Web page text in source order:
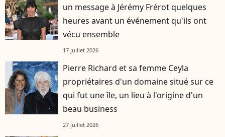
un message à Jérémy Frérot quelques
heures avant un événement qu'ils ont
vécu ensemble
17 juillet 2026
Pierre Richard et sa femme Ceyla
propriétaires d'un domaine situé sur ce
qui fut une île, un lieu à l'origine d'un
beau business
27 juillet 2026